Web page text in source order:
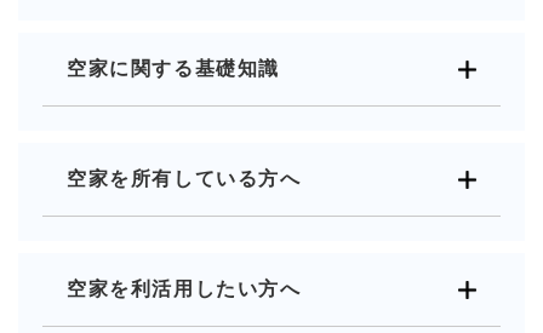
空家に関する基礎知識
空家を所有している方へ
空家を利活用したい方へ